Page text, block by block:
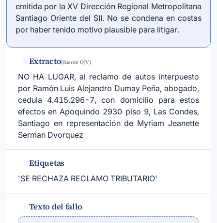
emitida por la XV Dirección Regional Metropolitana
Santiago Oriente del SII. No se condena en costas
por haber tenido motivo plausible para litigar.
# Extracto(fuente OJV)
NO HA LUGAR, al reclamo de autos interpuesto
por Ramón Luis Alejandro Dumay Peña, abogado,
cedula 4.415.296-7, con domicilio para estos
efectos en Apoquindo 2930 piso 9, Las Condes,
Santiago en representación de Myriam Jeanette
Serman Dvorquez
# Etiquetas
'SE RECHAZA RECLAMO TRIBUTARIO'
# Texto del fallo